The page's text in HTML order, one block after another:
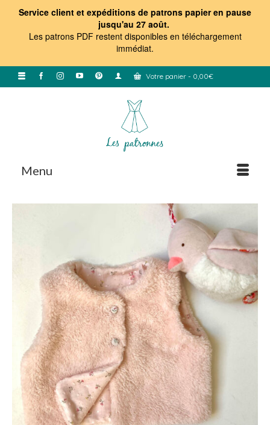
Service client et expéditions de patrons papier en pause
jusqu'au 27 août.
Les patrons PDF restent disponibles en téléchargement
immédiat.
Votre panier - 0,00€
Menu